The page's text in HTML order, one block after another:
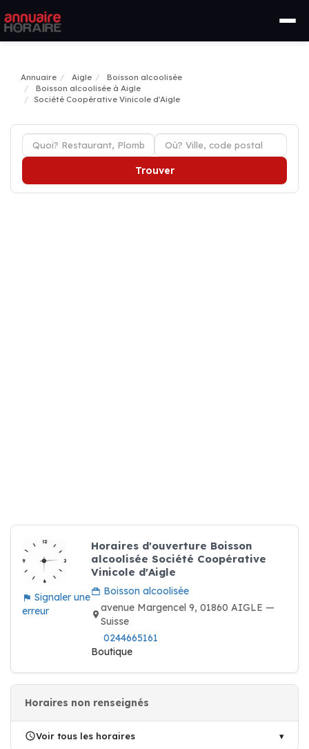
Annuaire Aigle
Boisson alcoolisée
Boisson alcoolisée à Aigle
Société Coopérative Vinicole d'Aigle
Trouver
Signaler une
erreur
Horaires d'ouverture Boisson
alcoolisée Société Coopérative
Vinicole d'Aigle
Boisson alcoolisée
avenue Margencel 9, 01860 AIGLE —
Suisse
0244665161
Boutique
Horaires non renseignés
Voir tous les horaires